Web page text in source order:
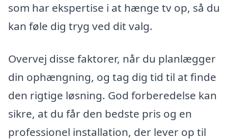
som har ekspertise i at hænge tv op, så du
kan føle dig tryg ved dit valg.
Overvej disse faktorer, når du planlægger
din ophængning, og tag dig tid til at finde
den rigtige løsning. God forberedelse kan
sikre, at du får den bedste pris og en
professionel installation, der lever op til